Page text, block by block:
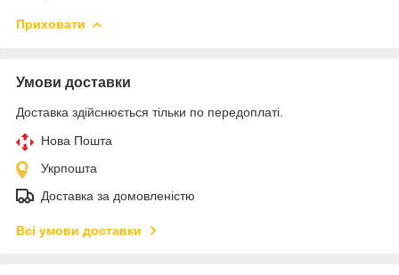
Приховати
Умови доставки
Доставка здійснюється тільки по передоплаті.
Нова Пошта
Укрпошта
Доставка за домовленістю
Всі умови доставки